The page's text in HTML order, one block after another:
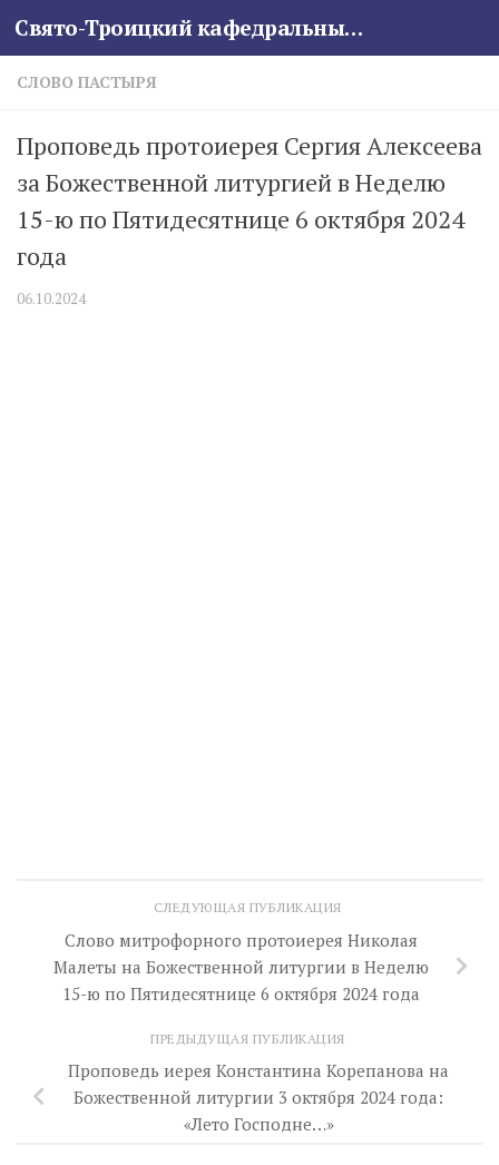
Skip to content Свято-Троицкий кафедральный собор
СЛОВО ПАСТЫРЯ
Проповедь протоиерея Сергия Алексеева
за Божественной литургией в Неделю
15-ю по Пятидесятнице 6 октября 2024
года
06.10.2024
СЛЕДУЮЩАЯ ПУБЛИКАЦИЯ
Слово митрофорного протоиерея Николая
Малеты на Божественной литургии в Неделю
15-ю по Пятидесятнице 6 октября 2024 года
ПРЕДЫДУЩАЯ ПУБЛИКАЦИЯ
Проповедь иерея Константина Корепанова на
Божественной литургии 3 октября 2024 года:
«Лето Господне…»